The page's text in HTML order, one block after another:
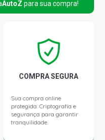
AutoZ para sua compra!
COMPRA SEGURA
Sua compra online
protegida. Criptografia e
segurança para garantir
tranquilidade.